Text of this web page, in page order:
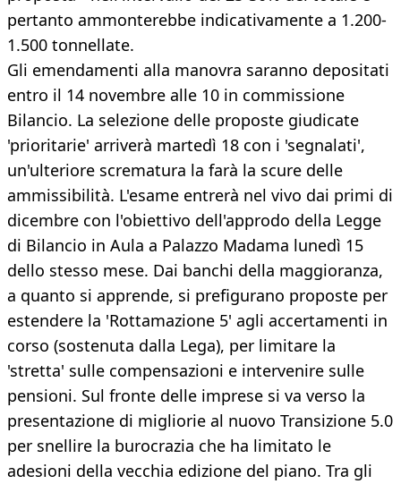
pertanto ammonterebbe indicativamente a 1.200-
1.500 tonnellate.
Gli emendamenti alla manovra saranno depositati
entro il 14 novembre alle 10 in commissione
Bilancio. La selezione delle proposte giudicate
'prioritarie' arriverà martedì 18 con i 'segnalati',
un'ulteriore scrematura la farà la scure delle
ammissibilità. L'esame entrerà nel vivo dai primi di
dicembre con l'obiettivo dell'approdo della Legge
di Bilancio in Aula a Palazzo Madama lunedì 15
dello stesso mese. Dai banchi della maggioranza,
a quanto si apprende, si prefigurano proposte per
estendere la 'Rottamazione 5' agli accertamenti in
corso (sostenuta dalla Lega), per limitare la
'stretta' sulle compensazioni e intervenire sulle
pensioni. Sul fronte delle imprese si va verso la
presentazione di migliorie al nuovo Transizione 5.0
per snellire la burocrazia che ha limitato le
adesioni della vecchia edizione del piano. Tra gli